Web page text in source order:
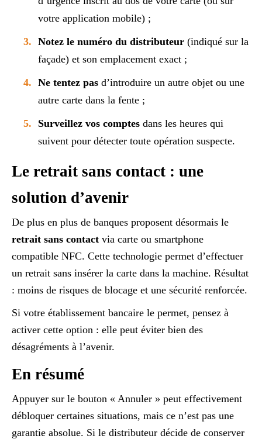
votre application mobile) ;
Notez le numéro du distributeur (indiqué sur la
façade) et son emplacement exact ;
Ne tentez pas d’introduire un autre objet ou une
autre carte dans la fente ;
Surveillez vos comptes dans les heures qui
suivent pour détecter toute opération suspecte.
Le retrait sans contact : une
solution d’avenir
De plus en plus de banques proposent désormais le
retrait sans contact via carte ou smartphone
compatible NFC. Cette technologie permet d’effectuer
un retrait sans insérer la carte dans la machine. Résultat
: moins de risques de blocage et une sécurité renforcée.
Si votre établissement bancaire le permet, pensez à
activer cette option : elle peut éviter bien des
désagréments à l’avenir.
En résumé
Appuyer sur le bouton « Annuler » peut effectivement
débloquer certaines situations, mais ce n’est pas une
garantie absolue. Si le distributeur décide de conserver